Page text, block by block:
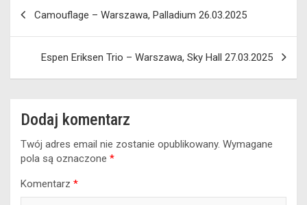
Camouflage – Warszawa, Palladium 26.03.2025
Espen Eriksen Trio – Warszawa, Sky Hall 27.03.2025
Dodaj komentarz
Twój adres email nie zostanie opublikowany. Wymagane
pola są oznaczone *
Komentarz *